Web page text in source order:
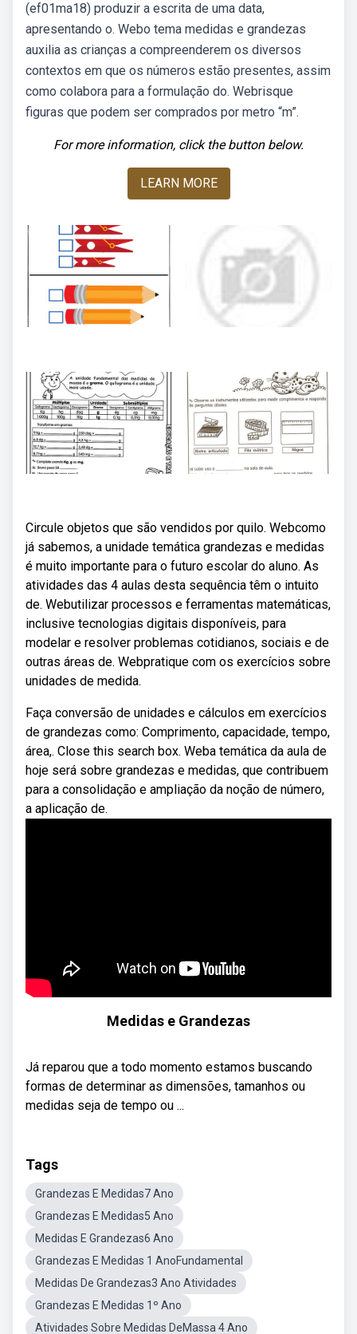
(ef01ma18) produzir a escrita de uma data,
apresentando o. Webo tema medidas e grandezas
auxilia as crianças a compreenderem os diversos
contextos em que os números estão presentes, assim
como colabora para a formulação do. Webrisque
figuras que podem ser comprados por metro “m”.
For more information, click the button below.
LEARN MORE
Circule objetos que são vendidos por quilo. Webcomo
já sabemos, a unidade temática grandezas e medidas
é muito importante para o futuro escolar do aluno. As
atividades das 4 aulas desta sequência têm o intuito
de. Webutilizar processos e ferramentas matemáticas,
inclusive tecnologias digitais disponíveis, para
modelar e resolver problemas cotidianos, sociais e de
outras áreas de. Webpratique com os exercícios sobre
unidades de medida.
Faça conversão de unidades e cálculos em exercícios
de grandezas como: Comprimento, capacidade, tempo,
área,. Close this search box. Weba temática da aula de
hoje será sobre grandezas e medidas, que contribuem
para a consolidação e ampliação da noção de número,
a aplicação de.
Medidas e Grandezas
Já reparou que a todo momento estamos buscando
formas de determinar as dimensões, tamanhos ou
medidas seja de tempo ou ...
Tags
Grandezas E Medidas7 Ano
Grandezas E Medidas5 Ano
Medidas E Grandezas6 Ano
Grandezas E Medidas 1 AnoFundamental
Medidas De Grandezas3 Ano Atividades
Grandezas E Medidas 1º Ano
Atividades Sobre Medidas DeMassa 4 Ano